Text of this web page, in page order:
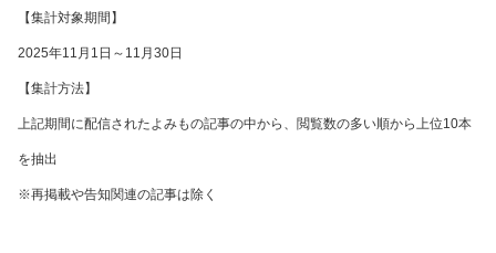
【集計対象期間】
2025年11月1日～11月30日
【集計方法】
上記期間に配信されたよみもの記事の中から、閲覧数の多い順から上位10本
を抽出
※再掲載や告知関連の記事は除く